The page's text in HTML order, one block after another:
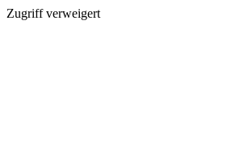
Zugriff verweigert